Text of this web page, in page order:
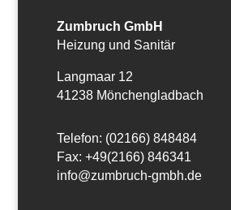
Zumbruch GmbH
Heizung und Sanitär
Langmaar 12
41238 Mönchengladbach
Telefon: (02166) 848484
Fax: +49(2166) 846341
info@zumbruch-gmbh.de